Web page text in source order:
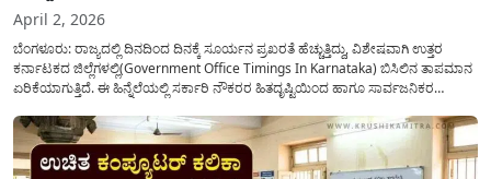
April 2, 2026
ಬೆಂಗಳೂರು: ರಾಜ್ಯದಲ್ಲಿ ದಿನದಿಂದ ದಿನಕ್ಕೆ ಸೂರ್ಯನ ಪ್ರಖರತೆ ಹೆಚ್ಚುತ್ತಿದ್ದು, ವಿಶೇಷವಾಗಿ ಉತ್ತರ
ಕರ್ನಾಟಕದ ಜಿಲ್ಲೆಗಳಲ್ಲಿ(Government Office Timings In Karnataka) ಬಿಸಿಲಿನ ತಾಪಮಾನ
ಏರಿಕೆಯಾಗುತ್ತಿದೆ. ಈ ಹಿನ್ನೆಲೆಯಲ್ಲಿ ಸರ್ಕಾರಿ ನೌಕರರ ಹಿತದೃಷ್ಟಿಯಿಂದ ಹಾಗೂ ಸಾರ್ವಜನಿಕರ
ಮತ್ತು ಕಲ್ಯಾಣ ಕರ್ನಾಟಕದ ಒಟ್ಟು 9 ಜಿಲ್ಲೆಗಳಲ್ಲಿ ಏಪ್ರಿಲ್...